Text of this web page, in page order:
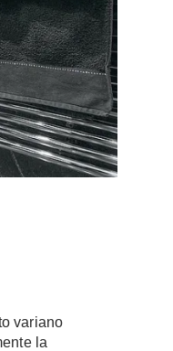
variano
la